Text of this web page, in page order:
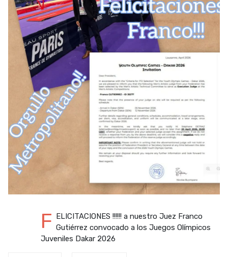
F ELICITACIONES !!!!!! a nuestro Juez Franco
Gutiérrez convocado a los Juegos Olímpicos
Juveniles Dakar 2026